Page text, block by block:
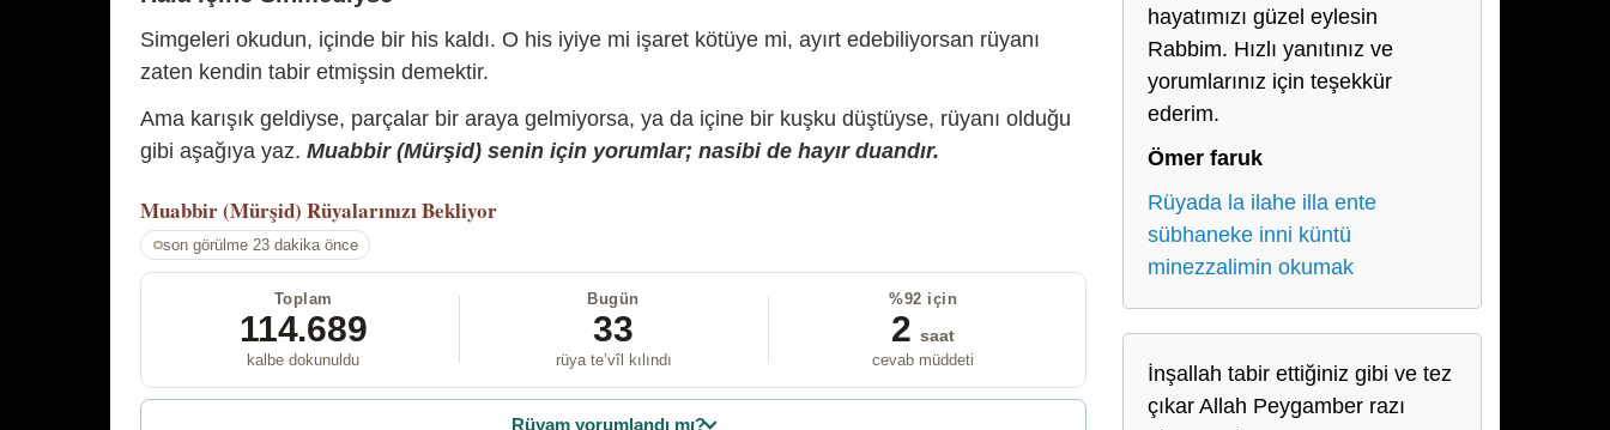
Simgeleri okudun, içinde bir his kaldı. O his iyiye mi işaret kötüye mi, ayırt edebiliyorsan rüyanı
zaten kendin tabir etmişsin demektir.
Ama karışık geldiyse, parçalar bir araya gelmiyorsa, ya da içine bir kuşku düştüyse, rüyanı olduğu
gibi aşağıya yaz. Muabbir (Mürşid) senin için yorumlar; nasibi de hayır duandır.
Muabbir (Mürşid) Rüyalarınızı Bekliyor
son görülme 23 dakika önce
Toplam
114.689
kalbe dokunuldu
Bugün
33
rüya te’vîl kılındı
%92 için
2 saat
cevab müddeti
Rüyam yorumlandı mı?
hayatımızı güzel eylesin
Rabbim. Hızlı yanıtınız ve
yorumlarınız için teşekkür
ederim.
Ömer faruk
Rüyada la ilahe illa ente
sübhaneke inni küntü
minezzalimin okumak
İnşallah tabir ettiğiniz gibi ve tez
çıkar Allah Peygamber razı